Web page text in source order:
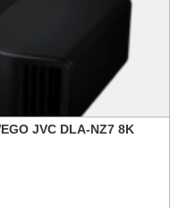
JVC DLA-NZ7 8K